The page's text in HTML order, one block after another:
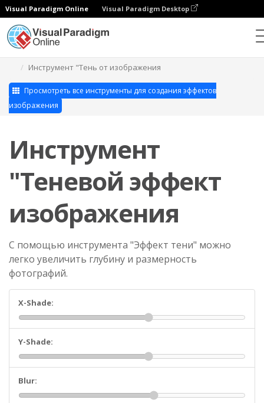
Visual Paradigm Online Visual Paradigm Desktop
Инструмент "Тень от изображения
Просмотреть все инструменты для создания эффектов
изображения
Инструмент
"Теневой эффект
изображения
С помощью инструмента "Эффект тени" можно
легко увеличить глубину и размерность
фотографий.
X-Shade:
Y-Shade:
Blur: